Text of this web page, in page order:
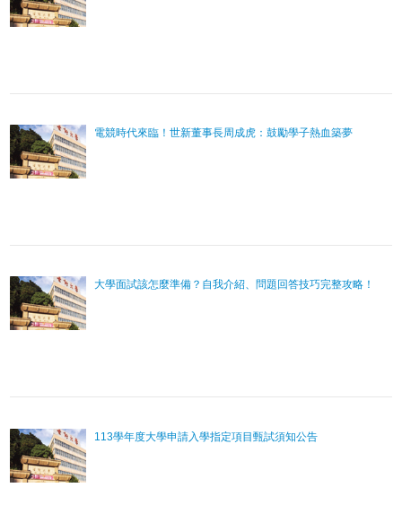
電競時代來臨！世新董事長周成虎：鼓勵學子熱血築夢
大學面試該怎麼準備？自我介紹、問題回答技巧完整攻略！
113學年度大學申請入學指定項目甄試須知公告